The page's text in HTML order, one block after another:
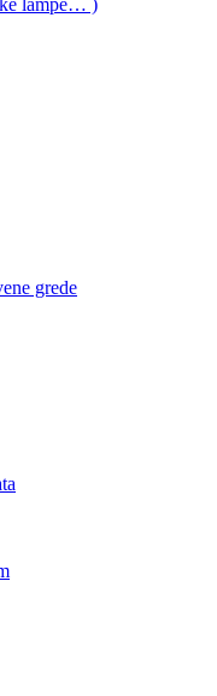
lampe… )
grede